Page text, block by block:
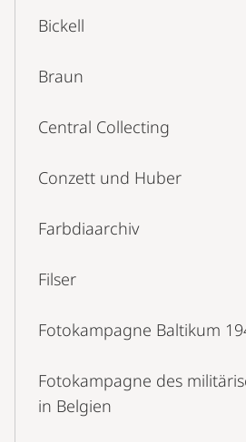
Bickell
Braun
Central Collecting
Conzett und Huber
Farbdiaarchiv
Filser
Fotokampagne Baltikum
Fotokampagne des
in Belgien